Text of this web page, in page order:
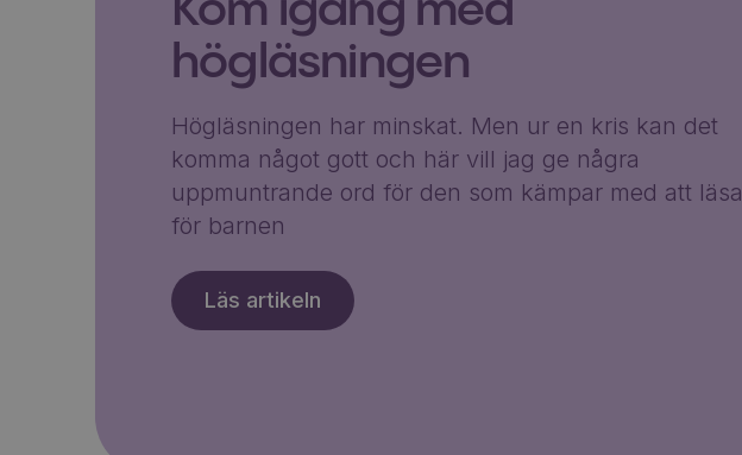
Kom igång med
högläsningen
Högläsningen har minskat. Men ur en kris kan det
komma något gott och här vill jag ge några
uppmuntrande ord för den som kämpar med att läsa
för barnen
Läs artikeln